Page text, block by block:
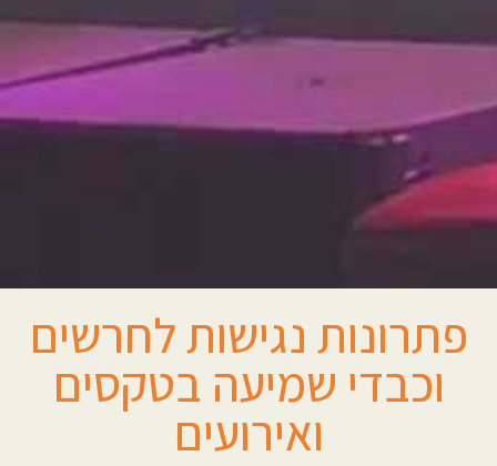
פתרונות נגישות לחרשים
וכבדי שמיעה בטקסים
ואירועים